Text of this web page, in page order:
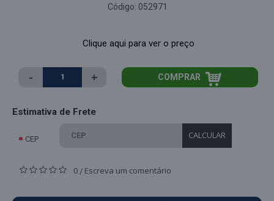
Código: 052971
Clique aqui para ver o preço
- + COMPRAR
Estimativa de Frete
CEP CALCULAR
0 / Escreva um comentário